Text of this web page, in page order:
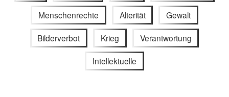
Menschenrechte Alterität Gewalt
Bilderverbot Krieg Verantwortung
Intellektuelle